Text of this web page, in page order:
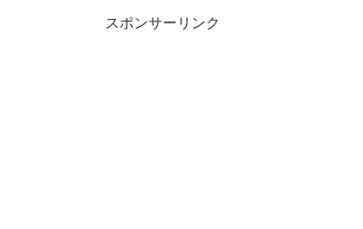
スポンサーリンク